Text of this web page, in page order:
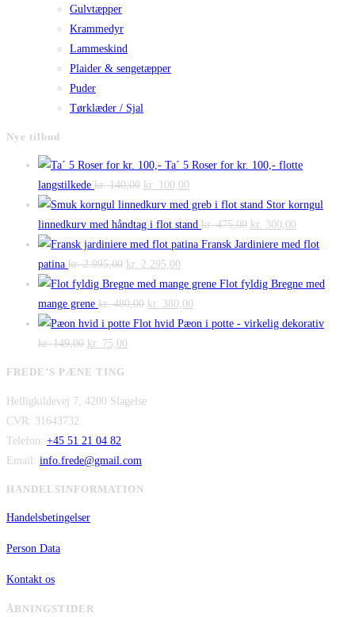
Gulvtæpper
Krammedyr
Lammeskind
Plaider & sengetæpper
Puder
Tørklæder / Sjal
Nye tilbud
Ta´ 5 Roser for kr. 100,- flotte
langstilkede kr.140,00 Den
oprindelige
pris
var:
kr. 140,00.
kr. 100,00
aktuelle
pris
er:
Stor korngul
linnedkurv med håndtag i flot stand kr.475,00 Den
oprindelige
var:
kr. 300,00
aktuelle
er:
Fransk Jardiniere med flot
patina kr.2.995,00 Den
oprindelige
pris
var:
kr. 2.995,00.
kr. 2.295,00
aktuelle
pris
er:
Flot fyldig Bregne med
mange grene kr.480,00 Den
oprindelige
kr. 380,00
aktuelle
Flot hvid Pæon i potte - virkelig dekorativ
kr.149,00 Den
var:
kr. 75,00
er:
FREDE’S PÆNE TING
Helligkildevej 7, 4200 Slagelse
CVR: 31643732
Telefon: +45 51 21 04 82
Email: info.frede@gmail.com
HANDELSINFORMATION
Handelsbetingelser
Person Data
Kontakt os
ÅBNINGSTIDER